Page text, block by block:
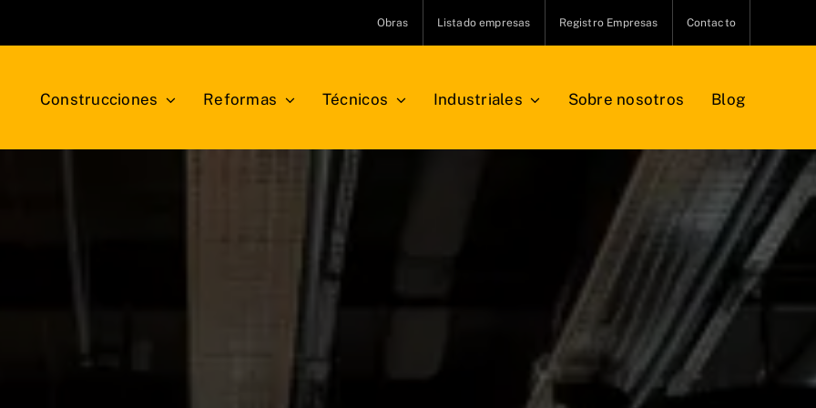
Obras Listado empresas Registro Empresas Contacto
Construcciones Reformas Técnicos Industriales Sobre nosotros Blog